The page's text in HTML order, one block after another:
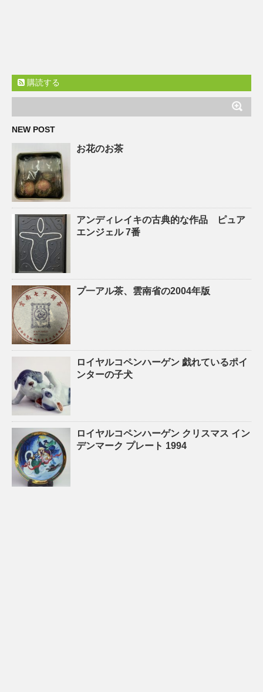
購読する
NEW POST
お花のお茶
アンディレイキの古典的な作品 ピュア
エンジェル 7番
プ一アル茶、雲南省の2004年版
ロイヤルコペンハーゲン 戯れているポイ
ンターの子犬
ロイヤルコペンハーゲン クリスマス イン
デンマーク プレート 1994